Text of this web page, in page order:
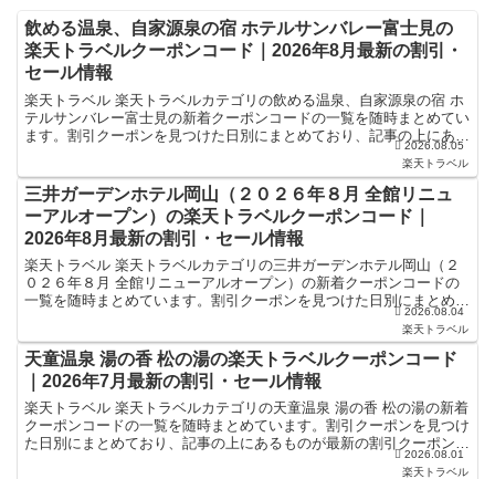
飲める温泉、自家源泉の宿 ホテルサンバレー富士見の
楽天トラベルクーポンコード｜2026年8月最新の割引・
セール情報
楽天トラベル 楽天トラベルカテゴリの飲める温泉、自家源泉の宿 ホ
テルサンバレー富士見の新着クーポンコードの一覧を随時まとめてい
ます。割引クーポンを見つけた日別にまとめており、記事の上にある
ものが最新の割引クーポンになります。ホテル・旅館宿泊...2026.08.05
楽天トラベル
三井ガーデンホテル岡山（２０２６年８月 全館リニュ
ーアルオープン）の楽天トラベルクーポンコード｜
2026年8月最新の割引・セール情報
楽天トラベル 楽天トラベルカテゴリの三井ガーデンホテル岡山（２
０２６年８月 全館リニューアルオープン）の新着クーポンコードの
一覧を随時まとめています。割引クーポンを見つけた日別にまとめて
おり、記事の上にあるものが最新の割引クーポンになります...2026.08.04
楽天トラベル
天童温泉 湯の香 松の湯の楽天トラベルクーポンコード
｜2026年7月最新の割引・セール情報
楽天トラベル 楽天トラベルカテゴリの天童温泉 湯の香 松の湯の新着
クーポンコードの一覧を随時まとめています。割引クーポンを見つけ
た日別にまとめており、記事の上にあるものが最新の割引クーポンに
なります。ホテル・旅館宿泊の予約などで使えるクーポ...
2026.08.01
楽天トラベル